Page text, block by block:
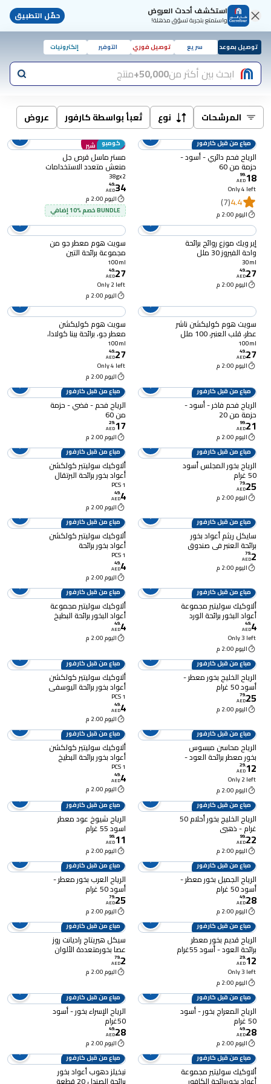
استكشف أحدث العروض
واستمتع بتجربة تسوّق مذهلة! حمّل التطبيق
توصيل بموعد سريع توصيل فوري التوفير إلكترونيات
ابحث بين أكثر من50,000+ منتج
المرشحات نوع تُعبأ بواسطة كارفور عروض
مباع من قبل كارفور
الرياح فحم دائري - أسود -
حزمة من 60
18
.
99
AED
Only 4 left
4.4
(7)
اليوم 2:00 م
انضم إلى شير
كومبو
مستر ماسل قرص جل
منعش متعدد الاستخدامات
حزمة من 2
38gx2
34
.
49
AED
اليوم 2:00 م
BUNDLE خصم %10 إضافي
إير ويك موزع روائح برائحة
واحة الفيروز 30 ملل
30ml
27
.
49
AED
اليوم 2:00 م
سويت هوم معطر جو من
مجموعة برائحة التين
والفاوانيا، 100 ملل
100ml
27
.
49
AED
Only 2 left
اليوم 2:00 م
سويت هوم كوليكشن ناشر
عطر، قلب العنبر، 100 ملل
100ml
27
.
49
AED
اليوم 2:00 م
سويت هوم كوليكشن
معطر جو، برائحة بينا كولادا،
100 ملل
100ml
27
.
49
AED
Only 4 left
اليوم 2:00 م
مباع من قبل كارفور
الرياح فحم فاخر - أسود -
حزمة من 20
21
.
99
AED
اليوم 2:00 م
مباع من قبل كارفور
الرياح فحم - فضي - حزمة
من 60
17
.
29
AED
اليوم 2:00 م
مباع من قبل كارفور
الرياح بخور المجلس أسود
50 غرام
25
.
79
AED
اليوم 2:00 م
مباع من قبل كارفور
ألاوكيك سوليتير كولكشن
أعواد بخور برائحة البرتقال
1 PCS
4
.
49
AED
اليوم 2:00 م
مباع من قبل كارفور
سايكل ريثم أعواد بخور
برائحة العنبر في صندوق
سداسي - أسود 20 قطعة
2
.
79
AED
اليوم 2:00 م
مباع من قبل كارفور
ألاوكيك سوليتير كولكشن
أعواد بخور برائحة
الشوكولاته1 PCS
4
.
49
AED
اليوم 2:00 م
مباع من قبل كارفور
ألاوكيك سوليتير مجموعة
أعواد البخور برائحة الورد
الحلو
4
.
49
AED
Only 3 left
اليوم 2:00 م
مباع من قبل كارفور
ألاوكيك سوليتير مجموعة
أعواد البخور برائحة البطيخ
4
.
49
AED
اليوم 2:00 م
مباع من قبل كارفور
الرياح الخليج بخور معطر -
أسود 50 غرام
25
.
79
AED
اليوم 2:00 م
مباع من قبل كارفور
ألاوكيك سوليتير كولكشن
أعواد بخور برائحة اليوسفي
1 PCS
4
.
49
AED
اليوم 2:00 م
مباع من قبل كارفور
الرياح محاسن مبسوس
بخور معطر برائحة العود -
أسود 55 غرام
12
.
29
AED
Only 2 left
اليوم 2:00 م
مباع من قبل كارفور
ألاوكيك سوليتير كولكشن
أعواد بخور برائحة البطيخ
1 PCS
4
.
49
AED
اليوم 2:00 م
مباع من قبل كارفور
الرياح الخليج بخور أحلام 50
غرام - ذهبي
22
.
99
AED
اليوم 2:00 م
مباع من قبل كارفور
الرياح شيوخ عود معطر
اسود 55 غرام
11
.
99
AED
اليوم 2:00 م
مباع من قبل كارفور
الرياح الجميل بخور معطر -
أسود 50 غرام
28
.
49
AED
اليوم 2:00 م
مباع من قبل كارفور
الرياح العرب بخور معطر -
أسود 50 غرام
25
.
79
AED
اليوم 2:00 م
مباع من قبل كارفور
الرياح قديم بخور معطر
برائحة العود - أسود 55غرام
12
.
29
AED
Only 3 left
اليوم 2:00 م
مباع من قبل كارفور
سيكل هيريتاج راديانت روز
عصا بخورمتعددة الألوان
26 قطعة
2
.
79
AED
اليوم 2:00 م
مباع من قبل كارفور
الرياح المعراج بخور - أسود
50 غرام
28
.
49
AED
اليوم 2:00 م
مباع من قبل كارفور
الرياح الإسراء بخور - أسود
50غرام
28
.
49
AED
اليوم 2:00 م
مباع من قبل كارفور
ألاوكيك سوليتير مجموعة
مباع من قبل كارفور
نيخيلز دهوب أعواد بخور